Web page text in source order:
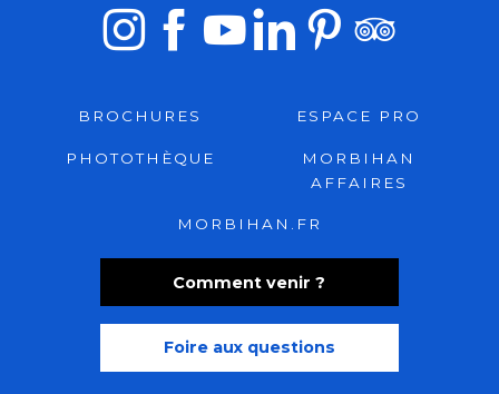
Comment venir ?
Foire aux questions
BROCHURES ESPACE PRO
PHOTOTHÈQUE
MORBIHAN
AFFAIRES
MORBIHAN.FR